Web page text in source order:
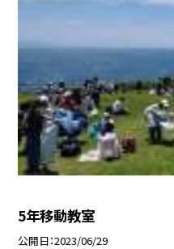
5年移動教室
公開日 2023/06/29